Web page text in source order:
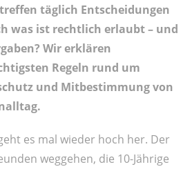
täglich Entscheidungen
was ist rechtlich erlaubt – und
Wir erklären
Regeln rund um
und Mitbestimmung von
es mal wieder hoch her. Der
weggehen, die 10-Jährige